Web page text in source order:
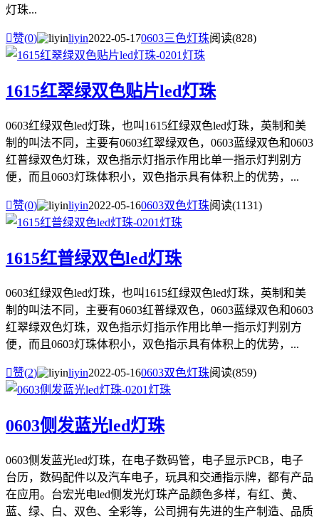
灯珠...
赞(0) liyin2022-05-170603三色灯珠阅读(828)
1615红翠绿双色贴片led灯珠
0603红绿双色led灯珠，也叫1615红绿双色led灯珠，英制和美
制的叫法不同，主要有0603红翠绿双色，0603蓝绿双色和0603
红普绿双色灯珠，双色指示灯指示作用比单一指示灯判别方
便，而且0603灯珠体积小，双色指示具有体积上的优势，...
赞(0) liyin2022-05-160603双色灯珠阅读(1131)
1615红普绿双色led灯珠
0603红绿双色led灯珠，也叫1615红绿双色led灯珠，英制和美
制的叫法不同，主要有0603红普绿双色，0603蓝绿双色和0603
红翠绿双色灯珠，双色指示灯指示作用比单一指示灯判别方
便，而且0603灯珠体积小，双色指示具有体积上的优势，...
赞(2) liyin2022-05-160603双色灯珠阅读(859)
0603侧发蓝光led灯珠
0603侧发蓝光led灯珠，在电子数码管，电子显示PCB，电子
台历，数码配件以及汽车电子，玩具和交通指示牌，都有产品
在应用。台宏光电led侧发光灯珠产品颜色多样，有红、黄、
蓝、绿、白、双色、全彩等，公司拥有先进的生产制造、品质